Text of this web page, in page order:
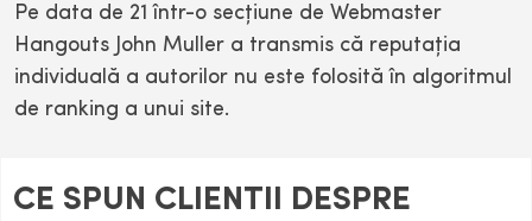
Pe data de 21 într-o secţiune de Webmaster
Hangouts John Muller a transmis că reputaţia
individuală a autorilor nu este folosită în algoritmul
de ranking a unui site.
CE SPUN CLIENTII DESPRE